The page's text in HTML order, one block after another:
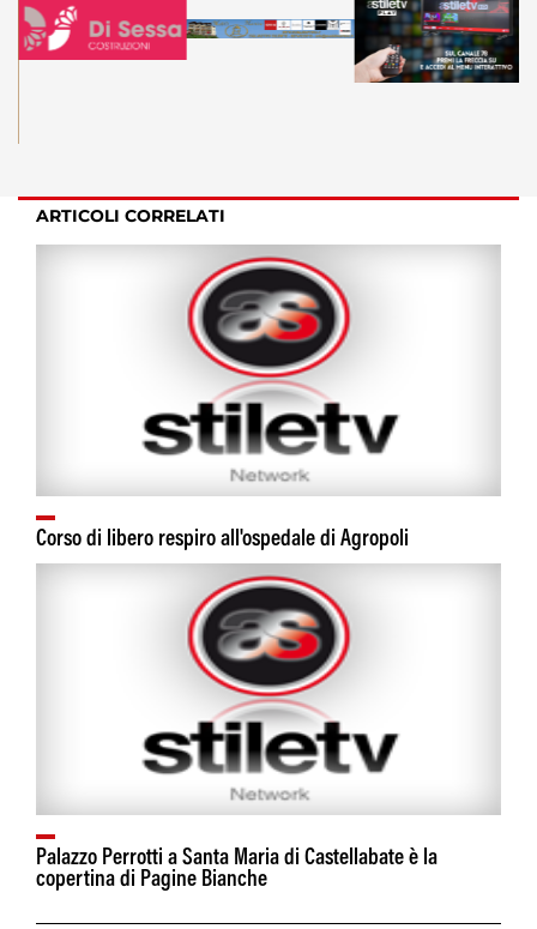
ARTICOLI CORRELATI
Corso di libero respiro all'ospedale di Agropoli
Palazzo Perrotti a Santa Maria di Castellabate è la
copertina di Pagine Bianche